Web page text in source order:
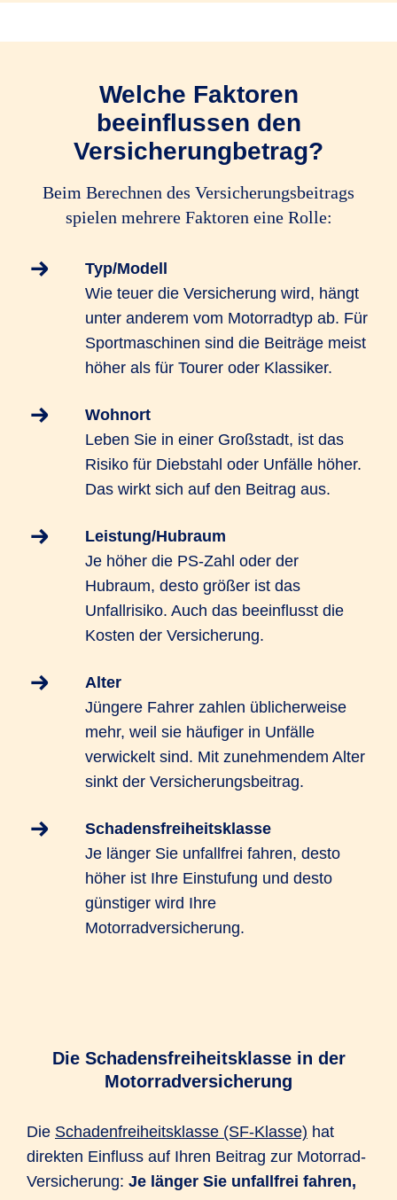
Welche Faktoren
beeinflussen den
Versicherungbetrag?
Beim Berechnen des Versicherungsbeitrags
spielen mehrere Faktoren eine Rolle:
Typ/Modell
Wie teuer die Versicherung wird, hängt
unter anderem vom Motorradtyp ab. Für
Sportmaschinen sind die Beiträge meist
höher als für Tourer oder Klassiker.
Wohnort
Leben Sie in einer Großstadt, ist das
Risiko für Diebstahl oder Unfälle höher.
Das wirkt sich auf den Beitrag aus.
Leistung/Hubraum
Je höher die PS-Zahl oder der
Hubraum, desto größer ist das
Unfallrisiko. Auch das beeinflusst die
Kosten der Versicherung.
Alter
Jüngere Fahrer zahlen üblicherweise
mehr, weil sie häufiger in Unfälle
verwickelt sind. Mit zunehmendem Alter
sinkt der Versicherungsbeitrag.
Schadensfreiheitsklasse
Je länger Sie unfallfrei fahren, desto
höher ist Ihre Einstufung und desto
günstiger wird Ihre
Motorradversicherung.
Die Schadensfreiheitsklasse in der
Motorradversicherung
Die Schadenfreiheitsklasse (SF-Klasse) hat
direkten Einfluss auf Ihren Beitrag zur Motorrad-
Versicherung: Je länger Sie unfallfrei fahren,